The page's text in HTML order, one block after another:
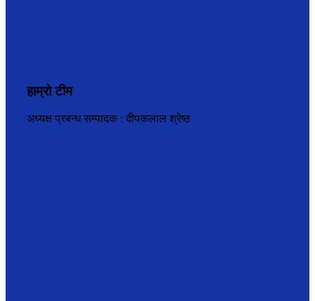
हाम्रो टीम
अध्यक्ष प्रबन्ध सम्पादक : दीपकलाल श्रेष्ठ